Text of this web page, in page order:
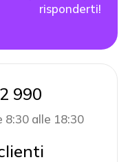
risponderti!
990
8:30 alle 18:30